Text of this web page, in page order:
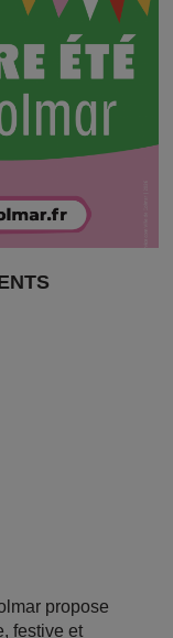
propose
festive et